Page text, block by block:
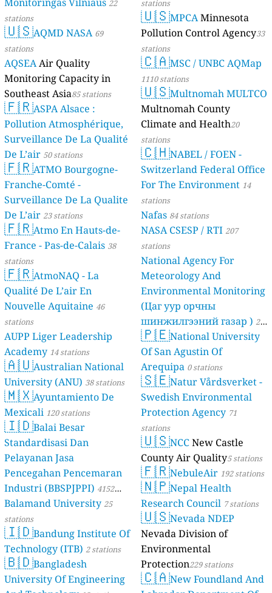
22
stations
🇺🇸AQMD NASA 69
stations
AQSEAAir Quality
Monitoring Capacity in
Southeast Asia85 stations
🇫🇷ASPA Alsace :
Pollution Atmosphérique,
Surveillance De La Qualité
De L’air 50 stations
🇫🇷ATMO Bourgogne-
Franche-Comté -
Surveillance De La Qualite
De L’air 23 stations
🇫🇷Atmo En Hauts-de-
France - Pas-de-Calais 38
stations
🇫🇷AtmoNAQ - La
Qualité De L’air En
Nouvelle Aquitaine 46
stations
AUPP Liger Leadership
Academy 14 stations
🇦🇺Australian National
University (ANU) 38 stations
🇲🇽Ayuntamiento De
Mexicali 120 stations
🇮🇩Balai Besar
Standardisasi Dan
Pelayanan Jasa
Pencegahan Pencemaran
Industri (BBSPJPPI) 4152
stations
Balamand University25
stations
🇮🇩Bandung Institute Of
Technology (ITB) 2 stations
🇧🇩Bangladesh
University Of Engineering
stations
🇺🇸MPCAMinnesota
Pollution Control Agency33
stations
🇨🇦MSC / UNBC AQMap
1110 stations
🇺🇸Multnomah MULTCO
Multnomah County
Climate and Health20
stations
🇨🇭NABEL / FOEN -
Switzerland Federal Office
For The Environment 14
stations
Nafas 84 stations
NASA CSESP / RTI 207
stations
National Agency For
Meteorology And
Environmental Monitoring
(Цаг уур орчны
шинжилгээний газар ) 21
stations
🇵🇪National University
Of San Agustin Of
Arequipa 0 stations
🇸🇪Natur Vårdsverket -
Swedish Environmental
Protection Agency 71
stations
🇺🇸NCCNew Castle
County Air Quality5 stations
🇫🇷NebuleAir 192 stations
🇳🇵Nepal Health
Research Council 7 stations
🇺🇸Nevada NDEP
Nevada Division of
Environmental
Protection229 stations
🇨🇦New Foundland And